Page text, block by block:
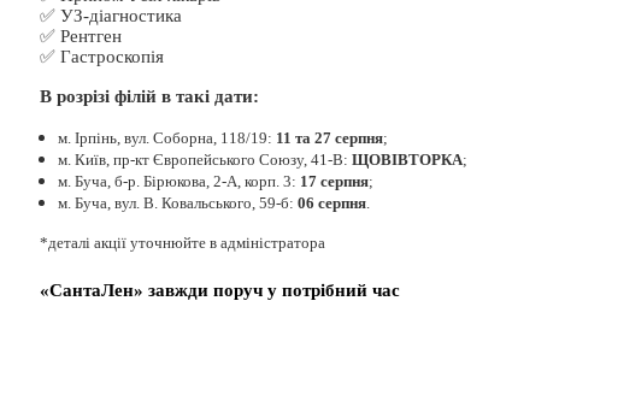
✅ УЗ-діагностика
✅ Рентген
✅ Гастроскопія
В розрізі філій в такі дати:
м. Ірпінь, вул. Соборна, 118/19: 11 та 27 серпня;
м. Київ, пр-кт Європейського Союзу, 41-В: ЩОВІВТОРКА;
м. Буча, б-р. Бірюкова, 2-А, корп. 3: 17 серпня;
м. Буча, вул. В. Ковальського, 59-б: 06 серпня
*деталі акції уточнюйте в адміністратора
«СантаЛен» завжди поруч у потрібний час